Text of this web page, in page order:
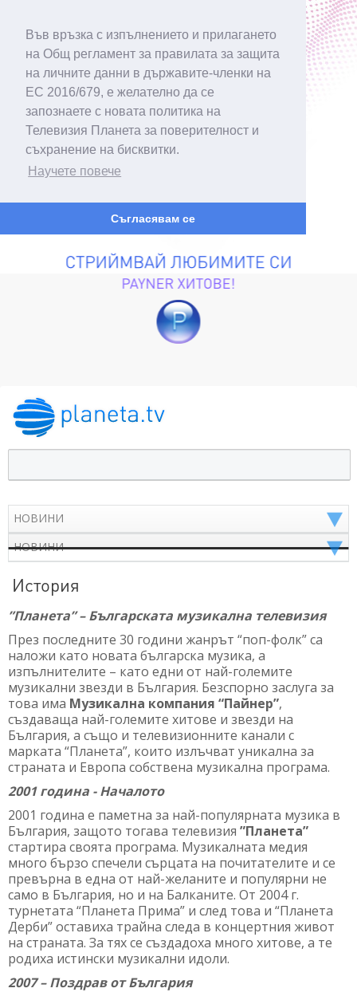
Във връзка с изпълнението и прилагането
на Общ регламент за правилата за защита
на личните данни в държавите-членки на
ЕС 2016/679, е желателно да се
запознаете с новата политика на
Телевизия Планета за поверителност и
съхранение на бисквитки.
Научете повече
Съгласявам се
История
”Планета” – Българската музикална телевизия
През последните 30 години жанрът “поп-фолк” са
наложи като новата българска музика, а
изпълнителите – като едни от най-големите
музикални звезди в България. Безспорно заслуга за
това има Музикална компания “Пайнер”,
създаваща най-големите хитове и звезди на
България, а също и телевизионните канали с
марката “Планета”, които излъчват уникална за
страната и Европа собствена музикална програма.
2001 година - Началото
2001 година е паметна за най-популярната музика в
България, защото тогава телевизия ”Планета”
стартира своята програма. Музикалната медия
много бързо спечели сърцата на почитателите и се
превърна в една от най-желаните и популярни не
само в България, но и на Балканите. От 2004 г.
турнетата “Планета Прима” и след това и “Планета
Дерби” оставиха трайна следа в концертния живот
на страната. За тях се създадоха много хитове, а те
родиха истински музикални идоли.
2007 – Поздрав от България